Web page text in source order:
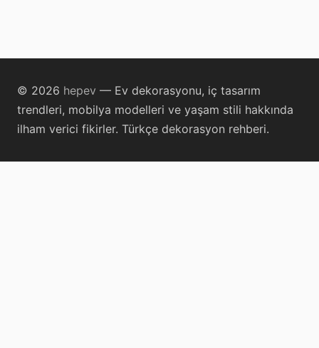
© 2026 hepev — Ev dekorasyonu, iç tasarım
trendleri, mobilya modelleri ve yaşam stili hakkında
ilham verici fikirler. Türkçe dekorasyon rehberi.